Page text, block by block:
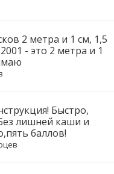
2 метра и 1 см, 1,5
- это 2 метра и 1
Быстро,
лишней каши и
баллов!